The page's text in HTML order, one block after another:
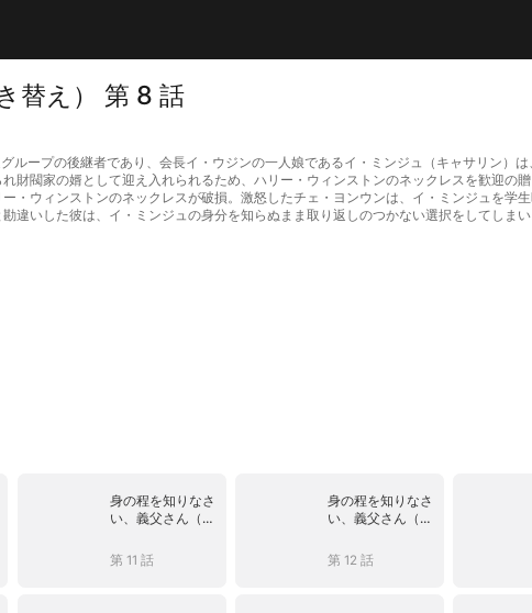
替え） 第 8 話
ループの後継者であり、会長イ・ウジンの一人娘であるイ・ミンジュ（キャサリン）
財閥家の婿として迎え入れられるため、ハリー・ウィンストンのネックレスを歓迎の
・ウィンストンのネックレスが破損。激怒したチェ・ヨンウンは、イ・ミンジュを学
違いした彼は、イ・ミンジュの身分を知らぬまま取り返しのつかない選択をしてしま
身の程を知りなさ
い、義父さん（吹
第 11 話
身の程を知りなさ
い、義父さん（吹
第 12 話